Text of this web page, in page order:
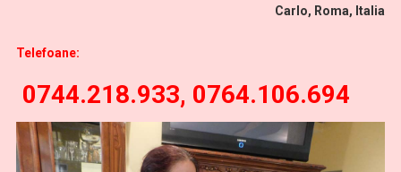
Carlo, Roma, Italia
Telefoane:
0744.218.933, 0764.106.694